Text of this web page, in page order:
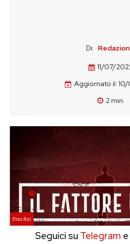
Di:
11/07/
Aggiornato il:
2min.
Foto Rai
Seguici su Telegram